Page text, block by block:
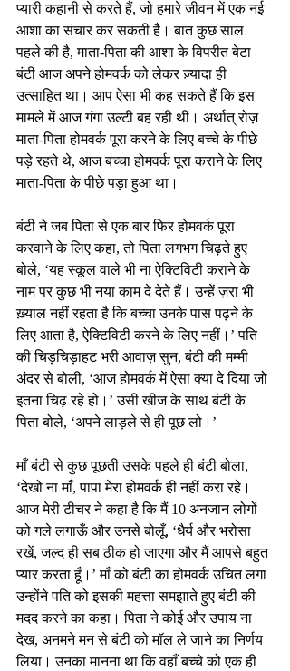
प्यारी कहानी से करते हैं, जो हमारे जीवन में एक नई
आशा का संचार कर सकती है। बात कुछ साल
पहले की है, माता-पिता की आशा के विपरीत बेटा
बंटी आज अपने होमवर्क को लेकर ज़्यादा ही
उत्साहित था। आप ऐसा भी कह सकते हैं कि इस
मामले में आज गंगा उल्टी बह रही थी। अर्थात् रोज़
माता-पिता होमवर्क पूरा करने के लिए बच्चे के पीछे
पड़े रहते थे, आज बच्चा होमवर्क पूरा कराने के लिए
माता-पिता के पीछे पड़ा हुआ था।
बंटी ने जब पिता से एक बार फिर होमवर्क पूरा
करवाने के लिए कहा, तो पिता लगभग चिढ़ते हुए
बोले, ‘यह स्कूल वाले भी ना ऐक्टिविटी कराने के
नाम पर कुछ भी नया काम दे देते हैं। उन्हें ज़रा भी
ख़्याल नहीं रहता है कि बच्चा उनके पास पढ़ने के
लिए आता है, ऐक्टिविटी करने के लिए नहीं।’ पति
की चिड़चिड़ाहट भरी आवाज़ सुन, बंटी की मम्मी
अंदर से बोली, ‘आज होमवर्क में ऐसा क्या दे दिया जो
इतना चिढ़ रहे हो।’ उसी खीज के साथ बंटी के
पिता बोले, ‘अपने लाड़ले से ही पूछ लो।’
माँ बंटी से कुछ पूछती उसके पहले ही बंटी बोला,
‘देखो ना माँ, पापा मेरा होमवर्क ही नहीं करा रहे।
आज मेरी टीचर ने कहा है कि मैं 10 अनजान लोगों
को गले लगाऊँ और उनसे बोलूँ, ‘धैर्य और भरोसा
रखें, जल्द ही सब ठीक हो जाएगा और मैं आपसे बहुत
प्यार करता हूँ।’ माँ को बंटी का होमवर्क उचित लगा
उन्होंने पति को इसकी महत्ता समझाते हुए बंटी की
मदद करने का कहा। पिता ने कोई और उपाय ना
देख, अनमने मन से बंटी को मॉल ले जाने का निर्णय
लिया। उनका मानना था कि वहाँ बच्चे को एक ही